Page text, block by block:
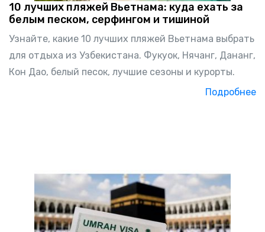
10 лучших пляжей Вьетнама: куда ехать за
белым песком, серфингом и тишиной
Узнайте, какие 10 лучших пляжей Вьетнама выбрать
для отдыха из Узбекистана. Фукуок, Нячанг, Дананг,
Кон Дао, белый песок, лучшие сезоны и курорты.
Подробнее